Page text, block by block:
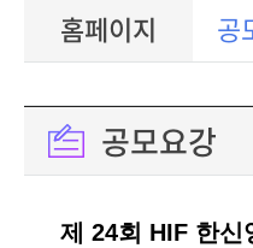
홈페이지
공
공모요강
제 24회 HIF 한신